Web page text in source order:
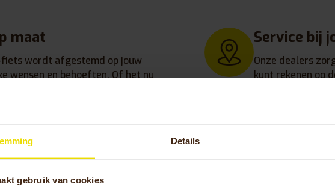
Details
gebruik van cookies
maat
fiets wordt afgestemd op jouw
wensen en behoeften. Of het nu
Service bij
Onze dealers
kunt rekenen op